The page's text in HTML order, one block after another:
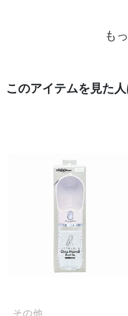
も
このアイテムを見た
その他